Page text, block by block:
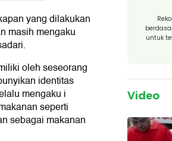
yang dilakukan
masih mengaku
oleh seseorang
identitas
mengaku i
seperti
sebagai makanan
untuk
Video